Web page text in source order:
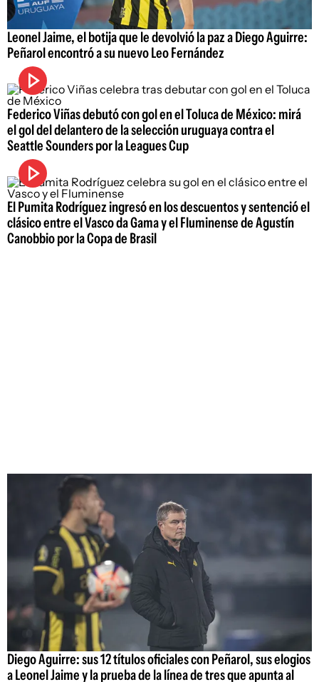
Leonel Jaime, el botija que le devolvió la paz a Diego Aguirre:
Peñarol encontró a su nuevo Leo Fernández
Federico Viñas debutó con gol en el Toluca de México: mirá
el gol del delantero de la selección uruguaya contra el
Seattle Sounders por la Leagues Cup
El Pumita Rodríguez ingresó en los descuentos y sentenció el
clásico entre el Vasco da Gama y el Fluminense de Agustín
Canobbio por la Copa de Brasil
Diego Aguirre: sus 12 títulos oficiales con Peñarol, sus elogios
a Leonel Jaime y la prueba de la línea de tres que apunta al